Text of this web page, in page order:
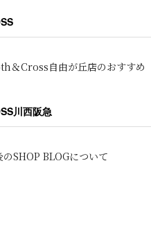
＆Cross自由が丘店のおすすめ
川西阪急
のSHOP BLOGについて